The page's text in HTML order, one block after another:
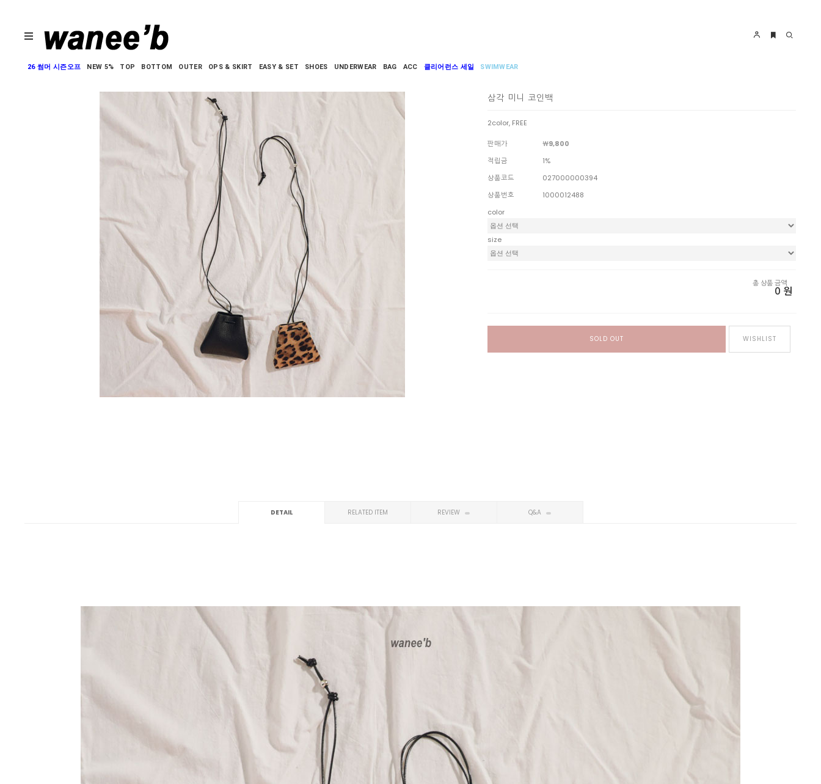
26 썸머 시즌오프 NEW 5% TOP BOTTOM OUTER OPS & SKIRT EASY & SET SHOES UNDERWEAR BAG ACC 클리어런스 세일 SWIMWEAR
삼각 미니 코인백
2color, FREE
판매가
￦9,800
적립금
1%
상품코드
027000000394
상품번호
1000012488
color
size
총 상품 금액
0 원
SOLD OUT WISHLIST
DETAIL RELATED ITEM REVIEW Q&A